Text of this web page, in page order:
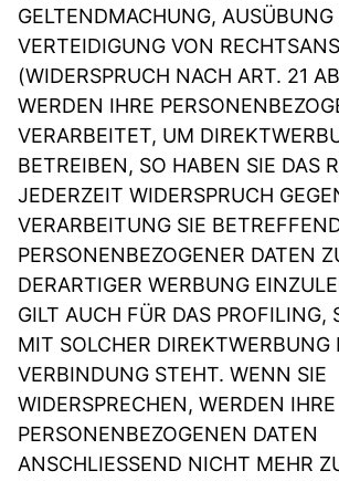
GELTENDMACHUNG, AUSÜBUNG
VERTEIDIGUNG VON
(WIDERSPRUCH NACH ART. 21
WERDEN IHRE
VERARBEITET, UM
BETREIBEN, SO HABEN SIE DAS
JEDERZEIT WIDERSPRUCH
VERARBEITUNG SIE
PERSONENBEZOGENER DATEN
DERARTIGER WERBUNG
GILT AUCH FÜR DAS PROFILING,
MIT SOLCHER DIREKTWERBUNG
VERBINDUNG STEHT. WENN SIE
WIDERSPRECHEN, WERDEN IHRE
PERSONENBEZOGENEN DATEN
ANSCHLIESSEND NICHT MEHR